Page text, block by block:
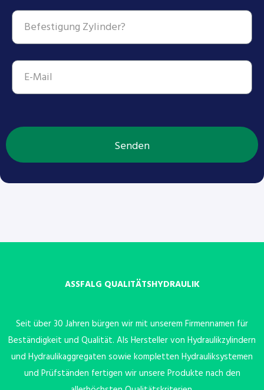
Senden
ASSFALG QUALITÄTSHYDRAULIK
Seit über 30 Jahren bürgen wir mit unserem Firmennamen für
Beständigkeit und Qualität. Als Hersteller von Hydraulikzylindern
und Hydraulikaggregaten sowie kompletten Hydrauliksystemen
und Prüfständen fertigen wir unsere Produkte nach den